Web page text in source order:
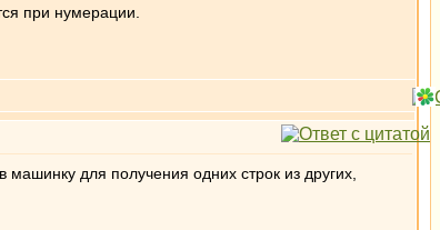
при нумерации.
для получения одних строк из других,